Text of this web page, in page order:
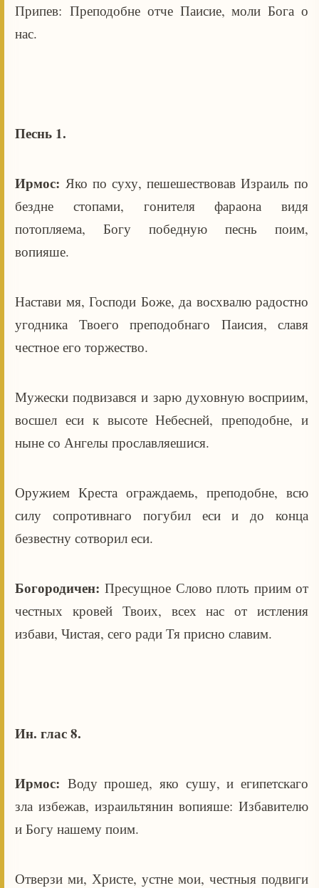
Припев: Преподобне отче Паисие, моли Бога о
нас.
Песнь 1.
Ирмос: Яко по суху, пешешествовав Израиль по
бездне стопами, гонителя фараона видя
потопляема, Богу победную песнь поим,
вопияше.
Настави мя, Господи Боже, да восхвалю радостно
угодника Твоего преподобнаго Паисия, славя
честное его торжество.
Мужески подвизався и зарю духовную восприим,
восшел еси к высоте Небесней, преподобне, и
ныне со Ангелы прославляешися.
Оружием Креста ограждаемь, преподобне, всю
силу сопротивнаго погубил еси и до конца
безвестну сотворил еси.
Богородичен:Пресущное Слово плоть приим от
честных кровей Твоих, всех нас от истления
избави, Чистая, сего ради Тя присно славим.
Ин. глас 8.
Ирмос: Воду прошед, яко сушу, и египетскаго
зла избежав, израильтянин вопияше: Избавителю
и Богу нашему поим.
Отверзи ми, Христе, устне мои, честныя подвиги